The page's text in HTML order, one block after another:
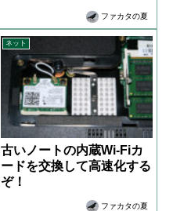
ファカタの夏
ネット
古いノートの内蔵Wi-Fiカ
ードを交換して高速化する
ぞ！
ファカタの夏